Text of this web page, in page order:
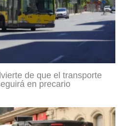
de que el transporte
en precario